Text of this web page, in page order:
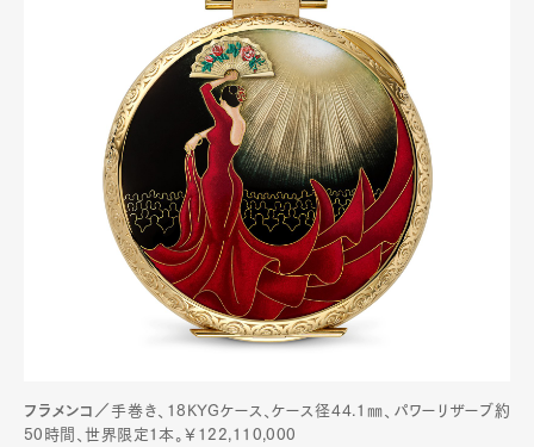
フラメンコ／ 手巻き、18KYGケース、ケース径44.1㎜、パワーリザーブ約
50時間、世界限定1本。￥122,110,000